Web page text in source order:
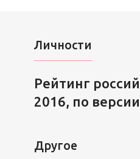
Личности
Рейтинг
2016, по
Другое